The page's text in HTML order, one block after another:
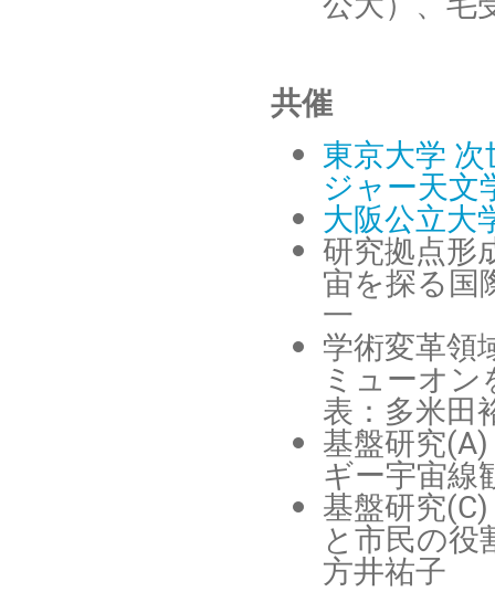
共催
東京大学
ジャー天文
大阪公立大
研究拠点形
宙を探る国
一
学術変革領
ミューオ
表：多米田
基盤研究
ギー宇宙線
基盤研究
と市民の役
方井祐子